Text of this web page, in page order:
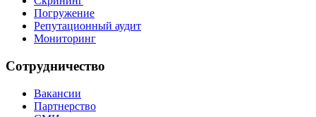
Погружение
Репутационный аудит
Мониторинг
Сотрудничество
Вакансии
Партнерство